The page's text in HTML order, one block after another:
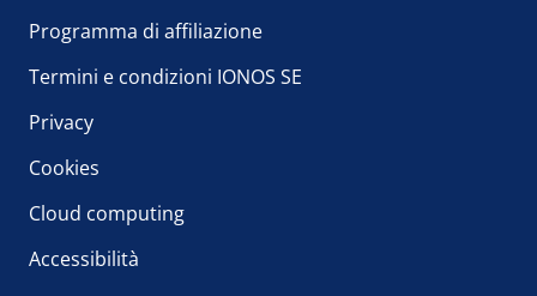
Programma di affiliazione
Termini e condizioni IONOS SE
Privacy
Cookies
Cloud computing
Accessibilità